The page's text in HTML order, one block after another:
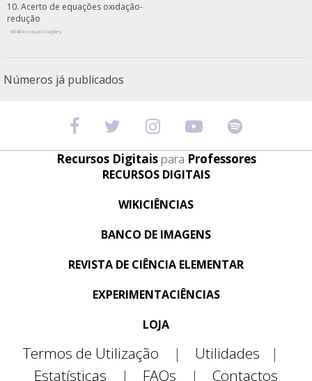
Acerto de equações oxidação-
redução
66404 visualizações
Números já publicados
Recursos Digitais para Professores
RECURSOS DIGITAIS
WIKICIÊNCIAS
BANCO DE IMAGENS
REVISTA DE CIÊNCIA ELEMENTAR
EXPERIMENTACIÊNCIAS
LOJA
Termos de Utilização | Utilidades
|
Estatísticas
| FAQs | Contactos